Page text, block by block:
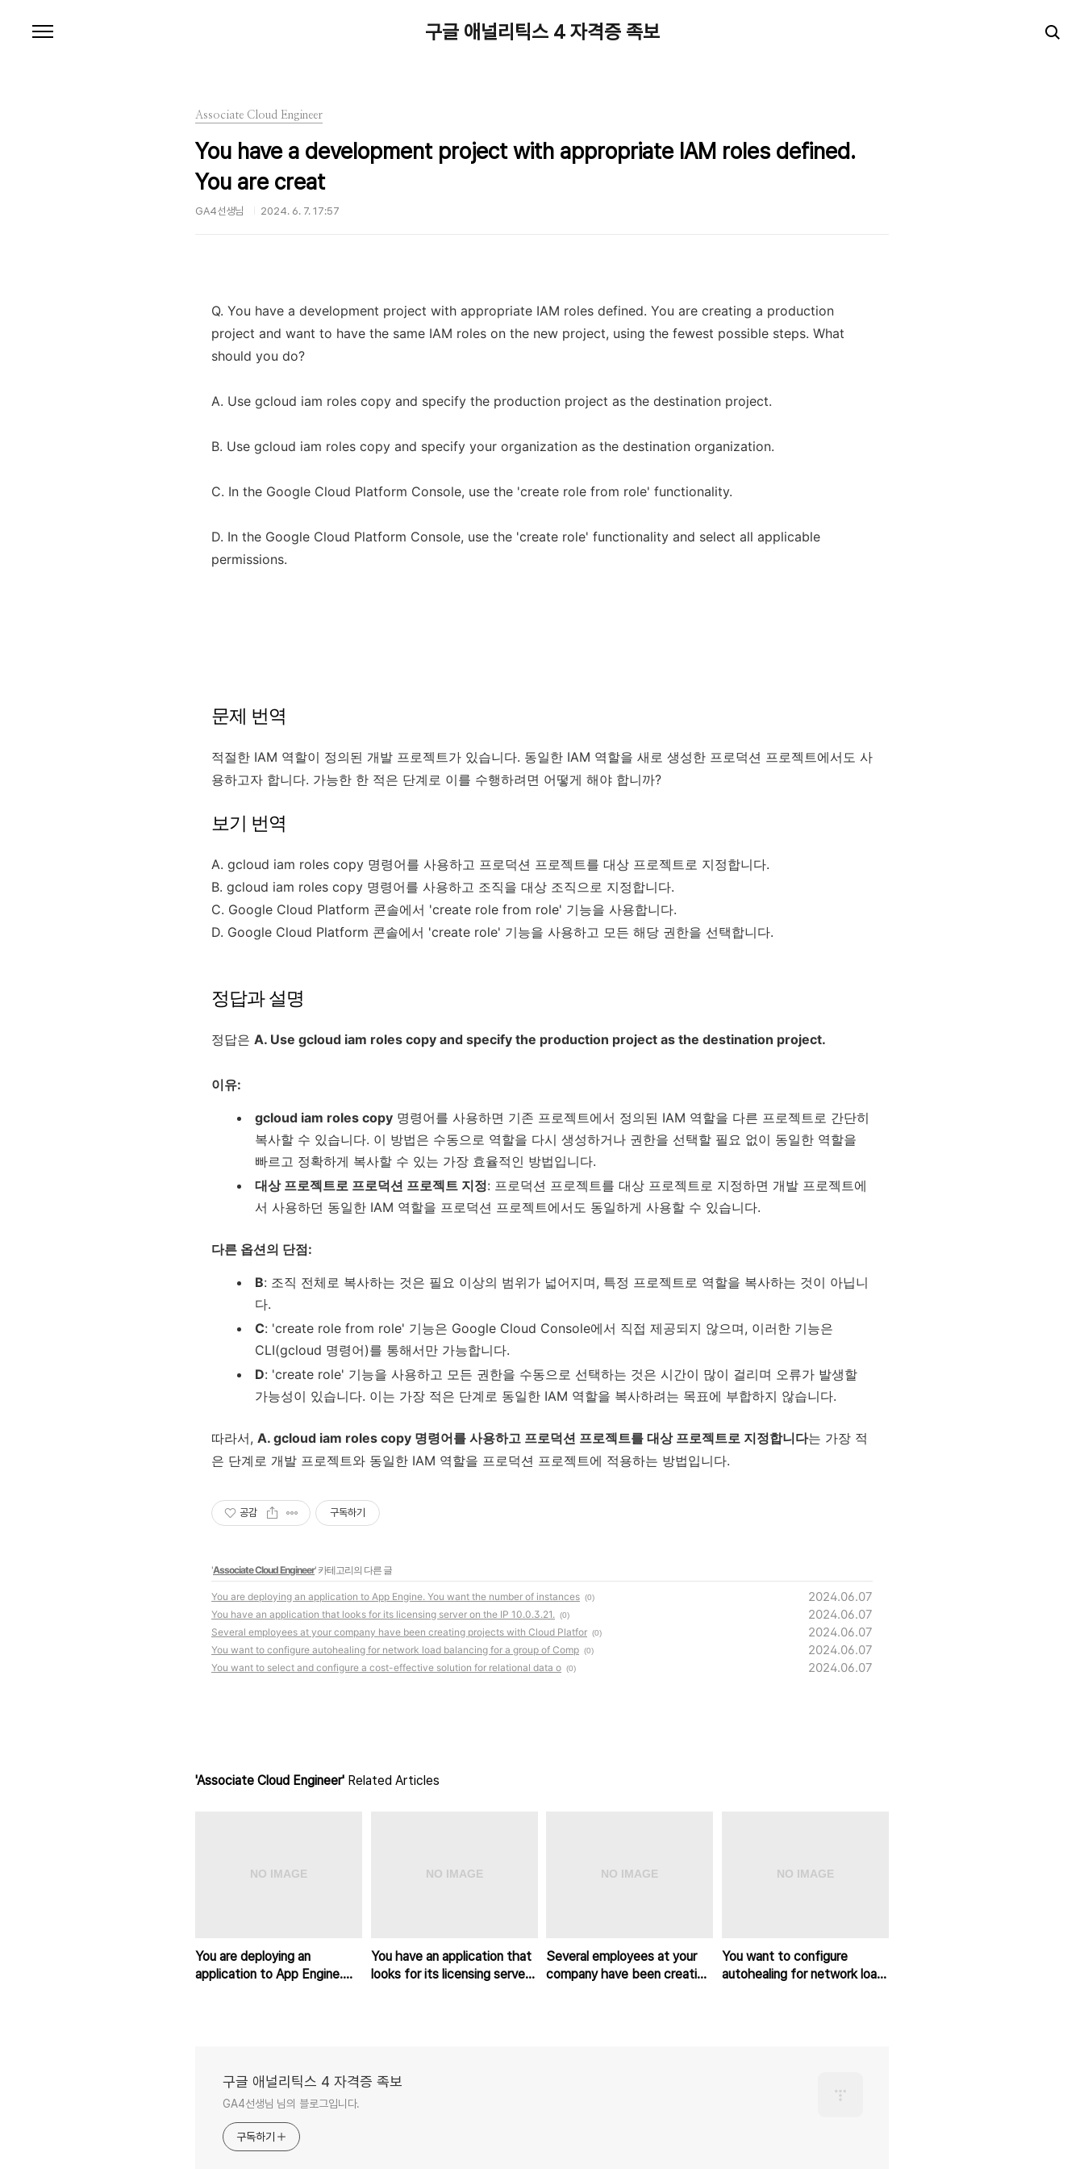
구글 애널리틱스 4 자격증 족보
Associate Cloud Engineer
You have a development project with appropriate IAM roles defined.
You are creat
GA4선생님 2024. 6. 7. 17:57
Q. You have a development project with appropriate IAM roles defined. You are creating a production
project and want to have the same IAM roles on the new project, using the fewest possible steps. What
should you do?
A. Use gcloud iam roles copy and specify the production project as the destination project.
B. Use gcloud iam roles copy and specify your organization as the destination organization.
C. In the Google Cloud Platform Console, use the 'create role from role' functionality.
D. In the Google Cloud Platform Console, use the 'create role' functionality and select all applicable
permissions.
문제 번역
적절한 IAM 역할이 정의된 개발 프로젝트가 있습니다. 동일한 IAM 역할을 새로 생성한 프로덕션 프로젝트에서도 사
용하고자 합니다. 가능한 한 적은 단계로 이를 수행하려면 어떻게 해야 합니까?
보기 번역
A. gcloud iam roles copy 명령어를 사용하고 프로덕션 프로젝트를 대상 프로젝트로 지정합니다.
B. gcloud iam roles copy 명령어를 사용하고 조직을 대상 조직으로 지정합니다.
C. Google Cloud Platform 콘솔에서 'create role from role' 기능을 사용합니다.
D. Google Cloud Platform 콘솔에서 'create role' 기능을 사용하고 모든 해당 권한을 선택합니다.
정답과 설명
정답은 A. Use gcloud iam roles copy and specify the production project as the destination project.
이유:
gcloud iam roles copy 명령어를 사용하면 기존 프로젝트에서 정의된 IAM 역할을 다른 프로젝트로 간단히
복사할 수 있습니다. 이 방법은 수동으로 역할을 다시 생성하거나 권한을 선택할 필요 없이 동일한 역할을
빠르고 정확하게 복사할 수 있는 가장 효율적인 방법입니다.
대상 프로젝트로 프로덕션 프로젝트 지정: 프로덕션 프로젝트를 대상 프로젝트로 지정하면 개발 프로젝트에
서 사용하던 동일한 IAM 역할을 프로덕션 프로젝트에서도 동일하게 사용할 수 있습니다.
다른 옵션의 단점:
B: 조직 전체로 복사하는 것은 필요 이상의 범위가 넓어지며, 특정 프로젝트로 역할을 복사하는 것이 아닙니
다.
C: 'create role from role' 기능은 Google Cloud Console에서 직접 제공되지 않으며, 이러한 기능은
CLI(gcloud 명령어)를 통해서만 가능합니다.
D: 'create role' 기능을 사용하고 모든 권한을 수동으로 선택하는 것은 시간이 많이 걸리며 오류가 발생할
가능성이 있습니다. 이는 가장 적은 단계로 동일한 IAM 역할을 복사하려는 목표에 부합하지 않습니다.
따라서, A. gcloud iam roles copy 명령어를 사용하고 프로덕션 프로젝트를 대상 프로젝트로 지정합니다는 가장 적
은 단계로 개발 프로젝트와 동일한 IAM 역할을 프로덕션 프로젝트에 적용하는 방법입니다.
공감 구독하기
'Associate Cloud Engineer' 카테고리의 다른 글
You are deploying an application to App Engine. You want the number of instances (0) 2024.06.07
You have an application that looks for its licensing server on the IP 10.0.3.21. (0) 2024.06.07
Several employees at your company have been creating projects with Cloud Platfor (0) 2024.06.07
You want to configure autohealing for network load balancing for a group of Comp (0) 2024.06.07
You want to select and configure a cost-effective solution for relational data o (0) 2024.06.07
'Associate Cloud Engineer' Related Articles
You are deploying an
application to App Engine.
You have an application that
looks for its licensing server
Several employees at your
company have been creating
You want to configure
autohealing for network load
구글 애널리틱스 4 자격증 족보
GA4선생님 님의 블로그입니다.
구독하기